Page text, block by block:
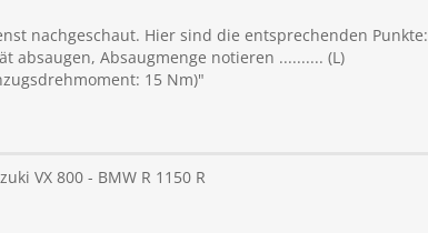
nachgeschaut. Hier sind die entsprechenden Punkte:
absaugen, Absaugmenge notieren .......... (L)
15 Nm)"
VX 800 - BMW R 1150 R